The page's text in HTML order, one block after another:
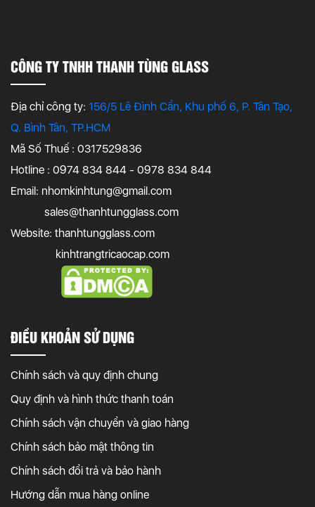
CÔNG TY TNHH THANH TÙNG GLASS
Địa chỉ công ty: 156/5 Lê Đình Cẩn, Khu phố 6, P. Tân Tạo,
Q. Bình Tân, TP.HCM
Mã Số Thuế : 0317529836
Hotline : 0974 834 844 - 0978 834 844
Email: nhomkinhtung@gmail.com
sales@thanhtungglass.com
Website: thanhtungglass.com
kinhtrangtricaocap.com
ĐIỀU KHOẢN SỬ DỤNG
Chính sách và quy định chung
Quy định và hình thức thanh toán
Chính sách vận chuyển và giao hàng
Chính sách bảo mật thông tin
Chính sách đổi trả và bảo hành
Hướng dẫn mua hàng online